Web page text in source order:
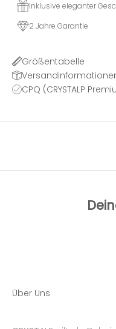
Inklusive eleganter
2 Jahre Garantie
Größentabelle
CPQ (CRYSTALP
Über Uns